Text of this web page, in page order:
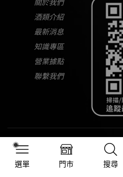
關於我們
酒類介紹
最新消息
知識專區
營業據點
聯繫我們
Copyright © 2026 大宅酒窖
選單 門市 搜尋